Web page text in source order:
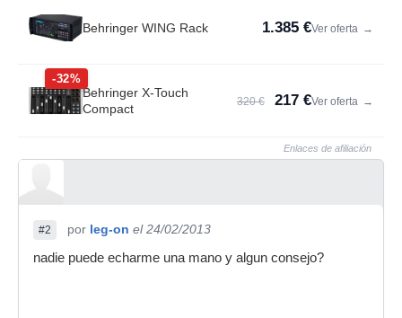
Behringer WING Rack 1.385 €Ver oferta →
-32%
Behringer X-Touch
Compact
320 € 217 €Ver oferta →
Enlaces de afiliación
#2 por leg-on el 24/02/2013
nadie puede echarme una mano y algun consejo?